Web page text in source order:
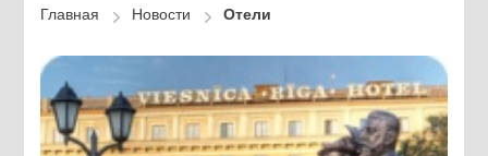
Главная Новости Отели